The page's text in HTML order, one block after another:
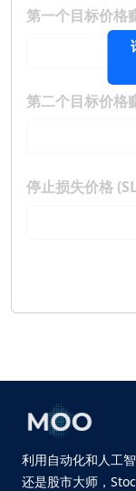
第一个目标价格
第二个目标价格
停止损失价格
利用自动化和人工
还是股市大师，